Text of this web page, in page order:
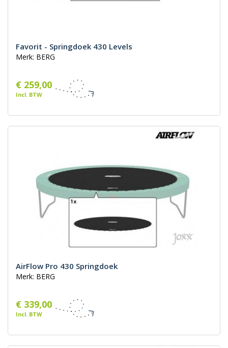
Favorit - Springdoek 430 Levels
Merk: BERG
€ 259,00
Incl. BTW
AirFlow Pro 430 Springdoek
Merk: BERG
€ 339,00
Incl. BTW